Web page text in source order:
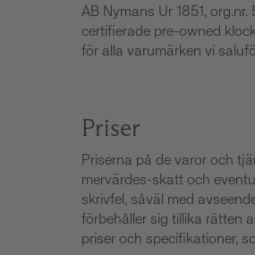
AB Nymans Ur 1851,
certifierade pre-owned
för alla varumärken vi
Priser
Priserna på de varor och
mervärdes-skatt och
skrivfel, såväl med
förbehåller sig tillika rätten
priser och specifikationer,